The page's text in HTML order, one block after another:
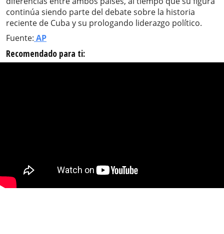
continúa siendo parte del debate sobre la historia
reciente de Cuba y su prologando liderazgo político.
Fuente: AP
Recomendado para ti: